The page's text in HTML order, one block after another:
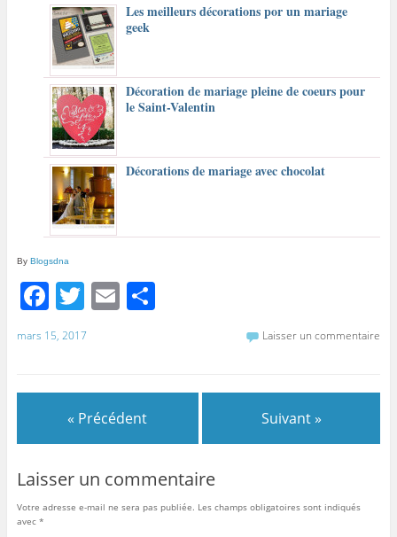
Les meilleurs décorations por un mariage
geek
Décoration de mariage pleine de coeurs pour
le Saint-Valentin
Décorations de mariage avec chocolat
By Blogsdna
F
a
c
o
o
k
T
w
E P
mars 15, 2017 Laisser un commentaire
« Précédent Suivant »
Laisser un commentaire
Votre adresse e-mail ne sera pas publiée. Les champs obligatoires sont indiqués
avec *